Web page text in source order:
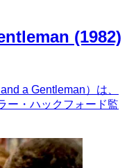
(1982)
a Gentleman）は、
ー・ハックフォード監